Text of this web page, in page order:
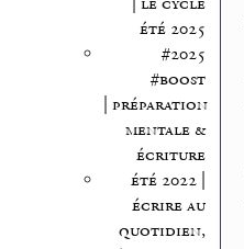
été 2025
#2025
#boost
| préparation
mentale &
écriture
été 2022 |
écrire au
quotidien,